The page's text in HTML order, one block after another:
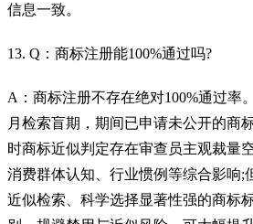
信息一致。
13. Q：商标注册能100%通过吗?
A：商标注册不存在绝对100%通过率
月检索盲期，期间已申请未公开的商
时商标近似判定存在审查员主观裁量
消费群体认知、行业惯例等综合影响;
近似检索、科学选择显著性强的商标